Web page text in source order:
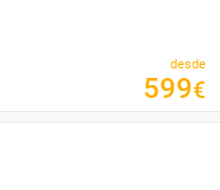
desde
599€